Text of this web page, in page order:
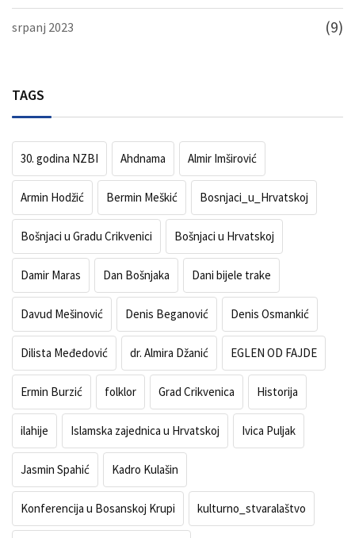
srpanj 2023 (9)
TAGS
30. godina NZBI Ahdnama Almir Imširović
Armin Hodžić Bermin Meškić Bosnjaci_u_Hrvatskoj
Bošnjaci u Gradu Crikvenici Bošnjaci u Hrvatskoj
Damir Maras Dan Bošnjaka Dani bijele trake
Davud Mešinović Denis Beganović Denis Osmankić
Dilista Međedović dr. Almira Džanić EGLEN OD FAJDE
Ermin Burzić folklor Grad Crikvenica Historija
ilahije Islamska zajednica u Hrvatskoj Ivica Puljak
Jasmin Spahić Kadro Kulašin
Konferencija u Bosanskoj Krupi kulturno_stvaralaštvo